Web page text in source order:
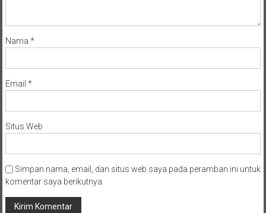
Nama *
Email *
Situs Web
Simpan nama, email, dan situs web saya pada peramban ini untuk
komentar saya berikutnya.